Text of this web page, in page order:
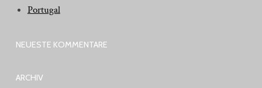
Portugal
NEUESTE KOMMENTARE
ARCHIV